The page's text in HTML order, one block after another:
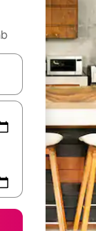
os usando as